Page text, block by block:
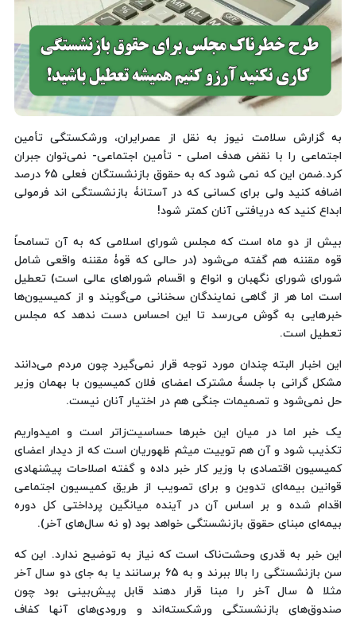
به گزارش سلامت نیوز به نقل از عصرایران، ورشکستگی تأمین
اجتماعی را با نقض هدف اصلی - تأمین اجتماعی- نمی‌توان جبران
کرد.ضمن این که نمی شود که به حقوق بازنشستگان فعلی 65 درصد
اضافه کنید ولی برای کسانی که در آستانۀ بازنشستگی اند فرمولی
ابداع کنید که دریافتی آنان کمتر شود!
بیش از دو ماه است که مجلس شورای اسلامی که به آن تسامحاً
قوه مقننه هم گفته می‌شود (‌در حالی که قوۀ مقننه واقعی شامل
شورای شورای نگهبان و انواع و اقسام شوراهای عالی است) تعطیل
است اما هر از گاهی نمایندگان سخنانی می‌گویند و از کمیسیون‌ها
خبرهایی به گوش می‌رسد تا این احساس دست ندهد که مجلس
تعطیل است.
این اخبار البته چندان مورد توجه قرار نمی‌گیرد چون مردم می‌دانند
مشکل گرانی با جلسۀ مشترک اعضای فلان کمیسیون با بهمان وزیر
حل نمی‌شود و تصمیمات جنگی هم در اختیار آنان نیست.
یک خبر اما در میان این خبرها حساسیت‌زاتر است و امیدواریم
تکذیب شود و آن هم توییت میثم ظهوریان است که از دیدار اعضای
کمیسیون اقتصادی با وزیر کار خبر داده و گفته اصلاحات پیشنهادی
قوانین بیمه‌ای تدوین و برای تصویب از طریق کمیسیون اجتماعی
اقدام شده و بر اساس آن در آینده میانگین پرداختی کل دوره
بیمه‌ای مبنای حقوق بازنشستگی خواهد بود (‌و نه سال‌های آخر).
این خبر به قدری وحشت‌ناک است که نیاز به توضیح ندارد. این که
سن بازنشستگی را بالا ببرند و به 65 برسانند یا به جای دو سال آخر
مثلا 5 سال آخر را مبنا قرار دهند قابل پیش‌بینی بود چون
صندوق‌های بازنشستگی ورشکسته‌اند و ورودی‌های آنها کفاف